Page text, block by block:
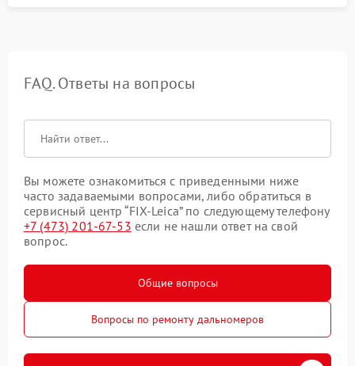
FAQ. Ответы на вопросы
Вы можете ознакомиться с приведенными ниже
часто задаваемыми вопросами, либо обратиться в
сервисный центр “FIX-Leica” по следующему телефону
+7 (473) 201-67-53 если не нашли ответ на свой
вопрос.
Общие вопросы
Вопросы по ремонту дальномеров